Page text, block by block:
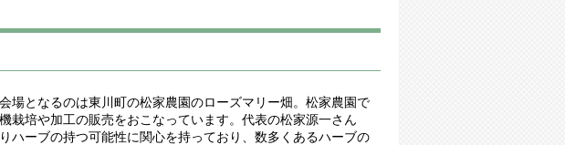
場となるのは東川町の松家農園のローズマリー畑。松家農園で
栽培や加工の販売をおこなっています。代表の松家源一さん
ハーブの持つ可能性に関心を持っており、数多くあるハーブの